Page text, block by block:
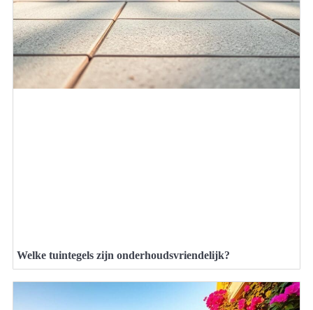
Welke tuintegels zijn onderhoudsvriendelijk?